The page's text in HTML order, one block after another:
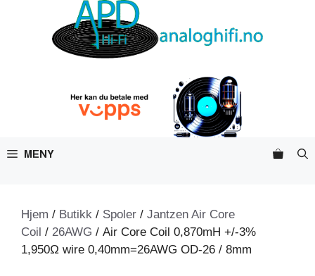
MENY
Hjem / Butikk / Spoler / Jantzen Air Core
Coil / 26AWG / Air Core Coil 0,870mH +/-3%
1,950Ω wire 0,40mm=26AWG OD-26 / 8mm